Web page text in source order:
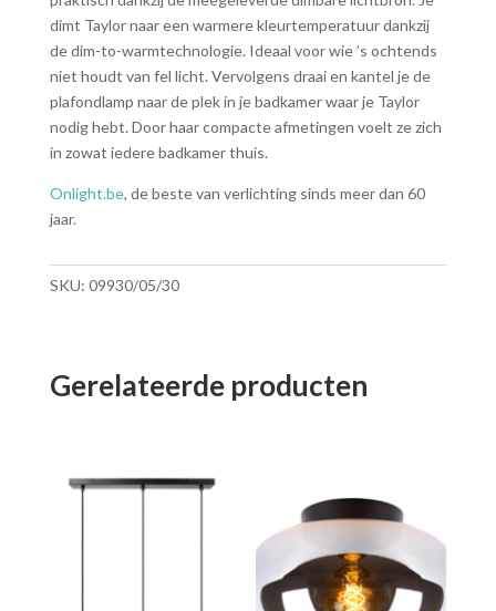
dimt Taylor naar een warmere kleurtemperatuur dankzij
de dim-to-warmtechnologie. Ideaal voor wie ’s ochtends
niet houdt van fel licht. Vervolgens draai en kantel je de
plafondlamp naar de plek in je badkamer waar je Taylor
nodig hebt. Door haar compacte afmetingen voelt ze zich
in zowat iedere badkamer thuis.
Onlight.be, de beste van verlichting sinds meer dan 60
jaar.
SKU: 09930/05/30
Gerelateerde producten